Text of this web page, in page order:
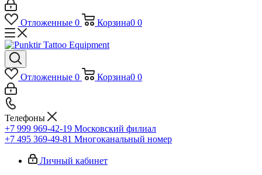
Отложенные 0 Корзина0 0
Отложенные 0 Корзина0 0
Телефоны
+7 999 969-42-19 Московский филиал
+7 495 369-49-81 Многоканальный номер
Личный кабинет